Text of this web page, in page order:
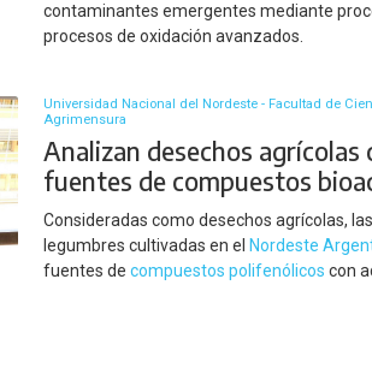
contaminantes emergentes mediante
procesos de oxidación avanzados.
Universidad Nacional del Nordeste - Facultad de
Agrimensura
Analizan desechos agrícolas
fuentes de compuestos
Consideradas como desechos agrícolas,
legumbres cultivadas en el Nordeste
fuentes decompuestos polifenólicos con